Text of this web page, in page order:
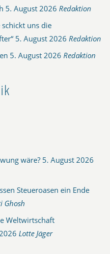
5. August 2026 Redaktion
uns die
5. August 2026 Redaktion
5. August 2026 Redaktion
wäre? 5. August 2026
Steueroasen ein Ende
Ghosh
Weltwirtschaft
Lotte Jäger